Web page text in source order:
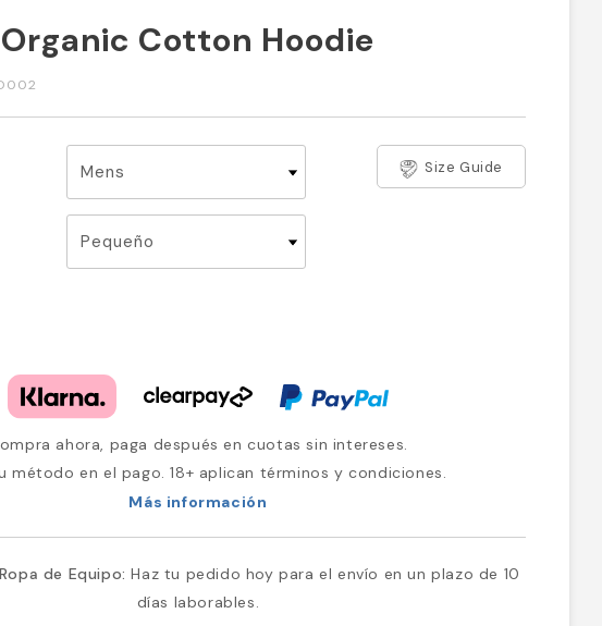
Cotton Hoodie
Size Guide
ahora, paga después en cuotas sin intereses.
método en el pago. 18+ aplican términos y condiciones.
Más información
de Equipo: Haz tu pedido hoy para el envío en un plazo de 10
días laborables.